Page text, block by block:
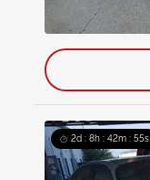
2d : 8h : 42m : 54s